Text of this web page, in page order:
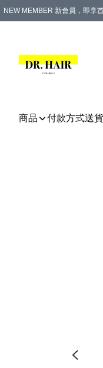
NEW MEMBER 新會員，即享
商品 付款方式送